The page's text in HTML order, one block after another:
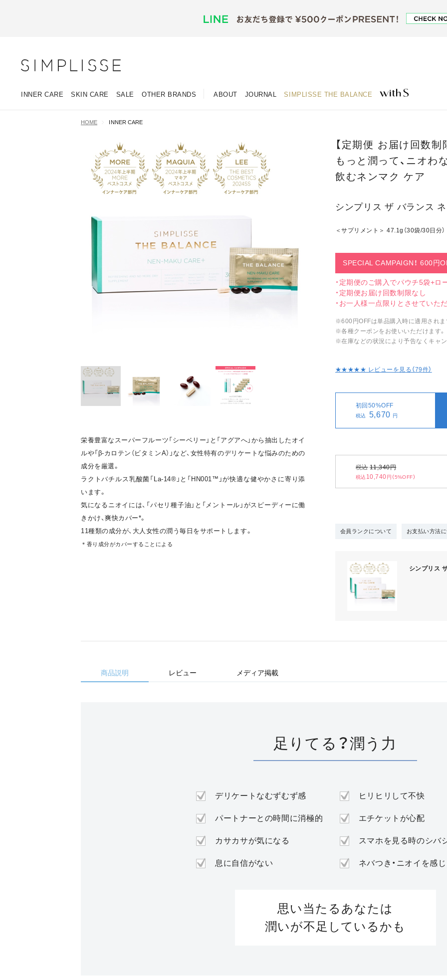
INNER CARE SKIN CARE SALE OTHER BRANDS ABOUT JOURNAL SIMPLISSE THE BALANCE
HOME INNER CARE
栄養豊富なスーパーフルーツ「シーベリー」と「アグアへ」から抽出したオイ
ルや「β-カロテン（ビタミンA）」など、女性特有のデリケートな悩みのための
成分を厳選。
ラクトバチルス乳酸菌「La-14®」と「HN001™」が快適な健やかさに寄り添
います。
気になるニオイには、「パセリ種子油」と「メントール」がスピーディーに働
きかけ、爽快カバー*。
11種類の成分が、大人女性の潤う毎日をサポートします。
＊香り成分がカバーすることによる
【定期便 お届け回数制
もっと潤って、ニオわな
飲むネンマク ケア
シンプリス ザ バランス
＜サプリメント＞ 47.1g（30袋/30日分）
SPECIAL CAMPAIGN！ 600円
・定期便のご購入でパウチ5袋+ロ
・定期便お届け回数制限なし
・お一人様一点限りとさせていただ
※600円OFFは単品購入時に適用されま
※各種クーポンをお使いいただけます。
※在庫などの状況により予告なくキャ
★★★★★ レビューを見る（79件）
初回50%OFF
税込 5,670 円
税込 11,340円
税込 10,740円（5%OFF）
会員ランクについて お支払い方法
シンプリス
商品説明 レビュー メディア掲載
足りてる？潤う力
デリケートなむずむず感 ヒリヒリして不快
パートナーとの時間に消極的 エチケットが心配
カサカサが気になる スマホを見る時のシバ
息に自信がない ネバつき・ニオイを感
思い当たるあなたは
潤いが不足しているかも